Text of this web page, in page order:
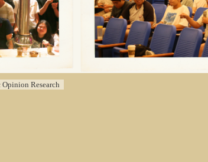
Research